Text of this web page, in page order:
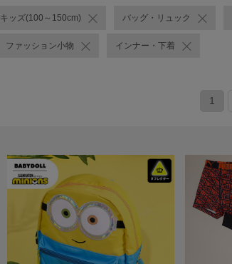
キッズ(100～150cm) バッグ・リュック
ファッション小物 インナー・下着
1